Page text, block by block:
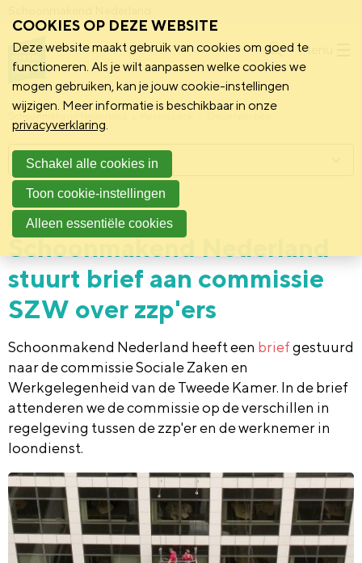
Menu
Schoonmakend Nederland
Standpunt 28 juni 2022
Schoonmakend Nederland
stuurt brief aan commissie
SZW over zzp'ers
Schoonmakend Nederland heeft een briefgestuurd
naar de commissie Sociale Zaken en
Werkgelegenheid van de Tweede Kamer. In de brief
attenderen we de commissie op de verschillen in
regelgeving tussen de zzp'er en de werknemer in
loondienst.
Menu
COOKIES OP DEZE WEBSITE
Deze website maakt gebruik van cookies om goed te
functioneren. Als je wilt aanpassen welke cookies we
mogen gebruiken, kan je jouw cookie-instellingen
wijzigen. Meer informatie is beschikbaar in onze
privacyverklaring.
Schakel alle cookies in
Toon cookie-instellingen
Alleen essentiële cookies